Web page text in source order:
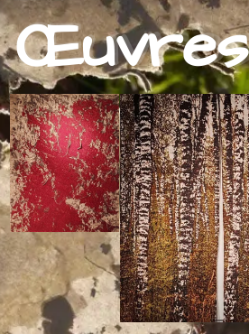
Œuvres